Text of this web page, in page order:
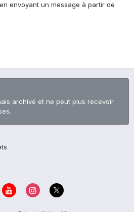
envoyant un message à partir de
archivé et ne peut plus recevoir